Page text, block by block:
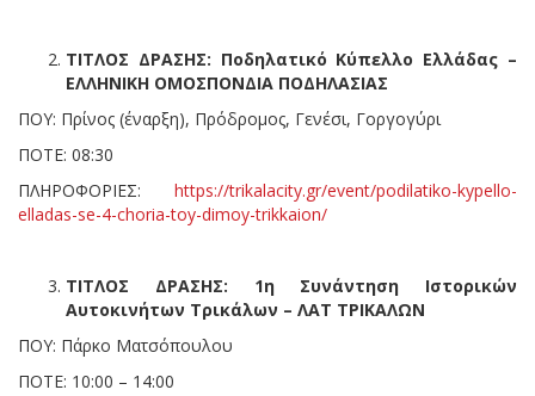
ΤΙΤΛΟΣ ΔΡΑΣΗΣ: Ποδηλατικό Κύπελλο Ελλάδας –
ΕΛΛΗΝΙΚΗ ΟΜΟΣΠΟΝΔΙΑ ΠΟΔΗΛΑΣΙΑΣ
ΠΟΥ: Πρίνος (έναρξη), Πρόδρομος, Γενέσι, Γοργογύρι
ΠΟΤΕ: 08:30
ΠΛΗΡΟΦΟΡΙΕΣ: https://trikalacity.gr/event/podilatiko-kypello-
elladas-se-4-choria-toy-dimoy-trikkaion/
ΤΙΤΛΟΣ ΔΡΑΣΗΣ: 1η Συνάντηση Ιστορικών
Αυτοκινήτων Τρικάλων – ΛΑΤ ΤΡΙΚΑΛΩΝ
ΠΟΥ: Πάρκο Ματσόπουλου
ΠΟΤΕ: 10:00 – 14:00